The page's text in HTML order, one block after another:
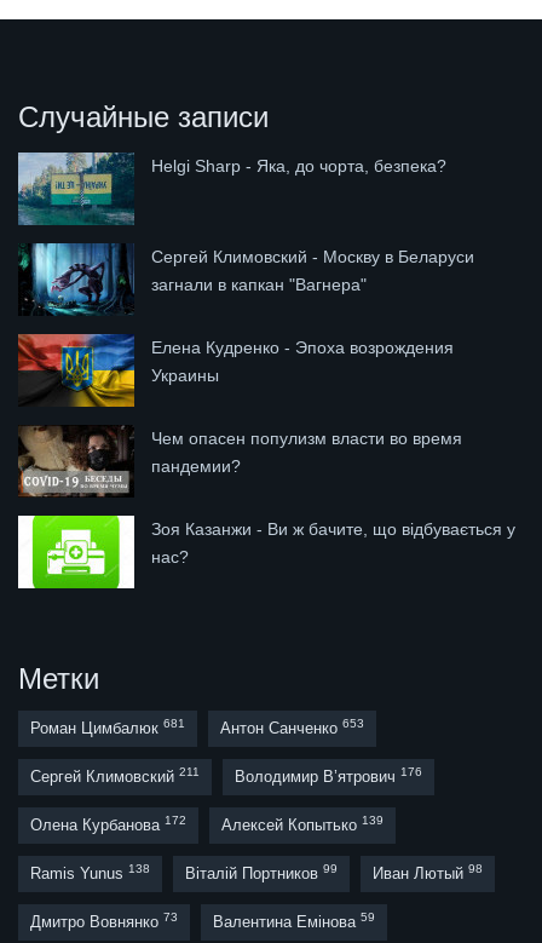
Случайные записи
Helgi Sharp - Яка, до чорта, безпека?
Сергей Климовский - Москву в Беларуси
загнали в капкан "Вагнера"
Елена Кудренко - Эпоха возрождения
Украины
Чем опасен популизм власти во время
пандемии?
Зоя Казанжи - Ви ж бачите, що відбувається у
нас?
Метки
Роман Цимбалюк 681 Антон Санченко 653
Сергей Климовский 211 Володимир В’ятрович 176
Олена Курбанова 172 Алексей Копытько 139
Ramis Yunus 138 Віталій Портников 99 Иван Лютый 98
Дмитро Вовнянко 73 Валентина Емінова 59